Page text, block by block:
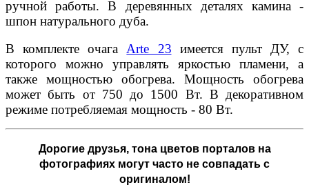
ручной работы. В деревянных деталях камина -
шпон натурального дуба.
В комплекте очага Arte 23 имеется пульт ДУ, с
которого можно управлять яркостью пламени, а
также мощностью обогрева. Мощность обогрева
может быть от 750 до 1500 Вт. В декоративном
режиме потребляемая мощность - 80 Вт.
Дорогие друзья,тона цветов порталов на
фотографиях могут часто не совпадать с
оригиналом!